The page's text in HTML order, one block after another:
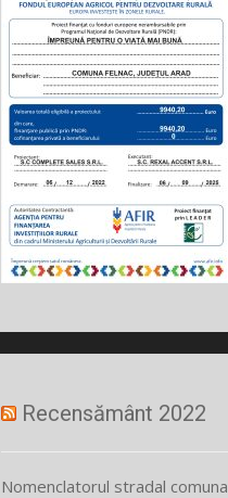
Recensământ 2022
Nomenclatorul stradal comuna